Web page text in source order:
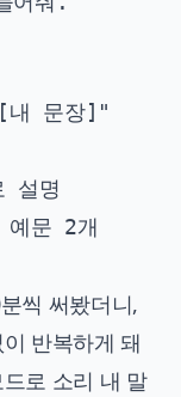
내 문장]"
설명
문 2개
씩 써봤더니,
반복하게 돼
로 소리 내 말